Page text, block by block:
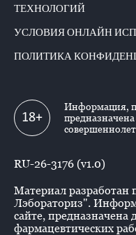
ТЕХНОЛОГИЙ
УСЛОВИЯ ОНЛАЙН
ПОЛИТИКА
18+
Информация,
RU-26-3176 (v1.0)
Материал
Лэбораториз".
сайте, предназначена
фармацевтических